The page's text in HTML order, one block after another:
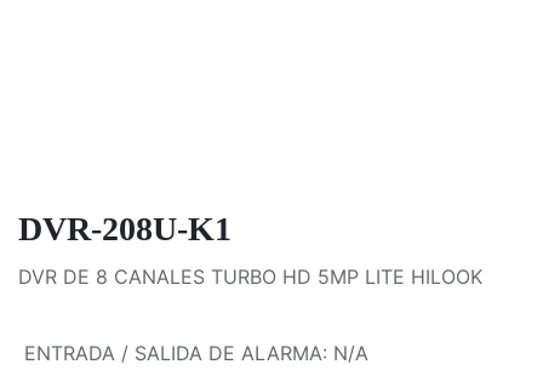
DVR-208U-K1
DVR DE 8 CANALES TURBO HD 5MP LITE HILOOK
ENTRADA / SALIDA DE ALARMA: N/A